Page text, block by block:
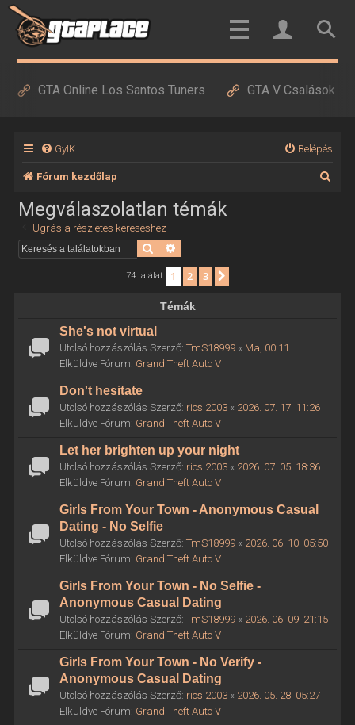
GTA Online Los Santos Tuners GTA V Csalások
GyIK Belépés
Fórum kezdőlap
Megválaszolatlan témák
Ugrás a részletes kereséshez
Keresés
74 találat 1 2 3
Témák
She's not virtual
Utolsó hozzászólás Szerző: TmS18999« Ma, 00:11
Elküldve Fórum: Grand Theft Auto V
Don't hesitate
Utolsó hozzászólás Szerző: ricsi2003« 2026. 07. 17. 11:26
Elküldve Fórum: Grand Theft Auto V
Let her brighten up your night
Utolsó hozzászólás Szerző: ricsi2003« 2026. 07. 05. 18:36
Elküldve Fórum: Grand Theft Auto V
Girls From Your Town - Anonymous Casual
Dating - No Selfie
Utolsó hozzászólás Szerző: TmS18999« 2026. 06. 10. 05:50
Elküldve Fórum: Grand Theft Auto V
Girls From Your Town - No Selfie -
Anonymous Casual Dating
Utolsó hozzászólás Szerző: TmS18999« 2026. 06. 09. 21:15
Elküldve Fórum: Grand Theft Auto V
Girls From Your Town - No Verify -
Anonymous Casual Dating
Utolsó hozzászólás Szerző: ricsi2003« 2026. 05. 28. 05:27
Elküldve Fórum: Grand Theft Auto V